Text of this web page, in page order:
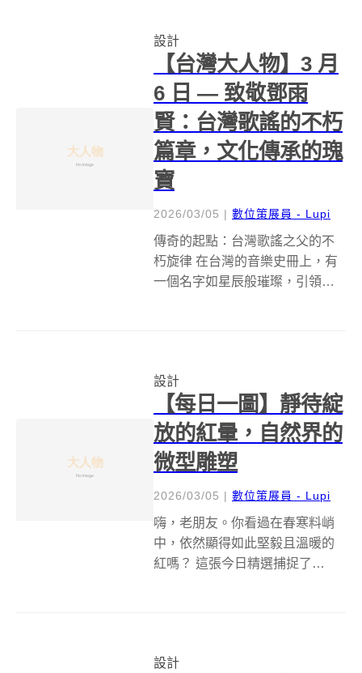
將拉丁美洲深邃的奇幻色彩、神
話傳說與日...
設計
【台灣大人物】3 月
6 日 — 致敬鄧雨
賢：台灣歌謠的不朽
篇章，文化傳承的瑰
寶
2026/03/05 | 數位策展員 - Lupi
傳奇的起點：台灣歌謠之父的不
朽旋律 在台灣的音樂史冊上，有
一個名字如星辰般璀璨，引領著
39歲，卻留下了如《望春風》、
《雨夜...
設計
【每日一圖】靜待綻
放的紅暈，自然界的
微型雕塑
2026/03/05 | 數位策展員 - Lupi
嗨，老朋友。你看過在春寒料峭
中，依然顯得如此堅毅且溫暖的
紅嗎？ 這張今日精選捕捉了
「Wolfsmel...
設計